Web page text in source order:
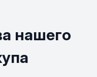
нашего